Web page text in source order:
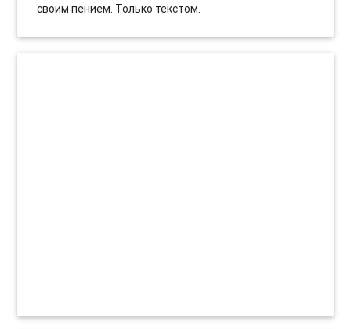
своим пением. Только текстом.